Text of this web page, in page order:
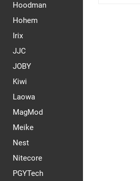
Hoodman
Hohem
Irix
JJC
JOBY
Kiwi
Laowa
MagMod
Meike
Nest
Nitecore
PGYTech